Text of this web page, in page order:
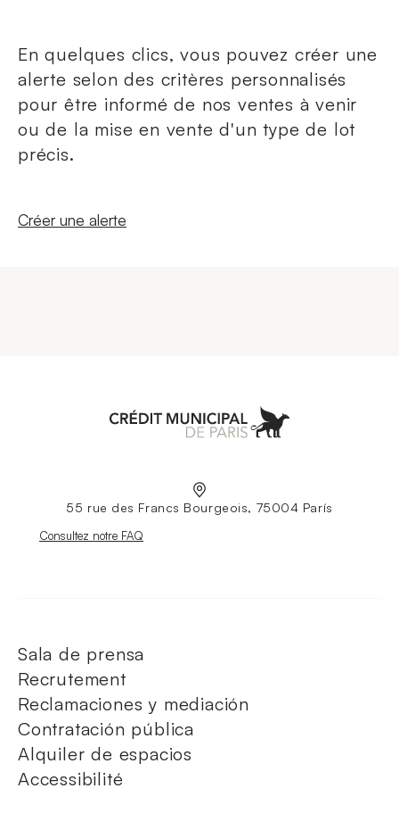
En quelques clics, vous pouvez créer une
alerte selon des critères personnalisés
pour être informé de nos ventes à venir
ou de la mise en vente d'un type de lot
précis.
Nouvelle fenêtre
Créer une alerte
55 rue des Francs Bourgeois, 75004 París
Nouvelle fenêtre
Consultez notre FAQ
Sala de prensa
Recrutement
Reclamaciones y mediación
Contratación pública
Alquiler de espacios
Accessibilité